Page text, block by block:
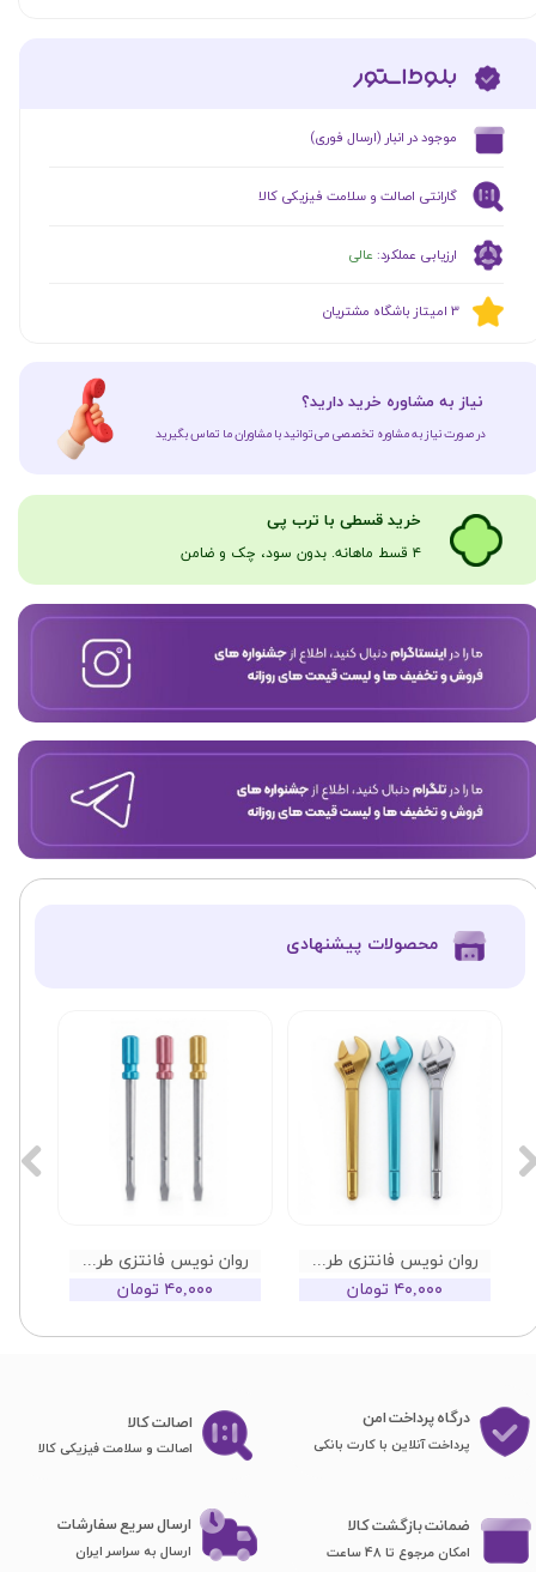
گارانتی اصالت و سلامت فیزیکی کالا
ارزیابی عملکرد: عالی
​موجود در انبار (ارسال فوری)
​​3 امیتاز باشگاه مشتریان
​نیاز به مشاوره خرید دارید؟
در صورت نیاز به مشاوره تخصصی می‌توانید با مشاوران ما تماس بگیرید
​​​خرید قسطی با ترب پی
۴ قسط ماهانه. بدون سود، چک و ضامن​​​​​​​
روان نویس فانتزی طرح پیج گوشتی
۴۰,۰۰۰ تومان
روان نویس فانتزی طرح آچار فرانسه
۴۰,۰۰۰ تومان
​محصولات پیشنهادی
درگاه پرداخت امن
پرداخت آنلاین با کارت بانکی
اصا​​​​​​​لت کالا
اصالت و سلامت فیزیکی کالا
ضمانت بازگشت کالا
امکان مرجوع تا 48 ساعت
ارسال سریع سفارشات
ارسال به سراسر ایران